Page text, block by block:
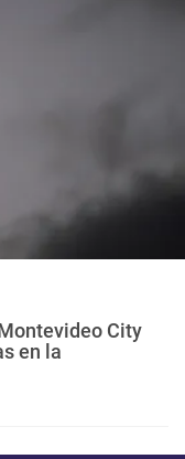
City
en la